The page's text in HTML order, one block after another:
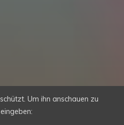
Um ihn anschauen zu